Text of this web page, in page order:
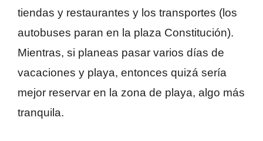
tiendas y restaurantes y los transportes (los
autobuses paran en la plaza Constitución).
Mientras, si planeas pasar varios días de
vacaciones y playa, entonces quizá sería
mejor reservar en la zona de playa, algo más
tranquila.